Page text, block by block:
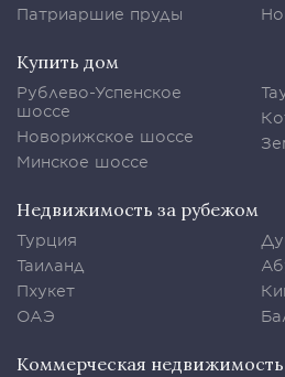
Патриаршие пруды
Купить дом
Рублево-Успенское
шоссе
Новорижское шоссе
Минское шоссе
Недвижимость за рубежом
Турция
Таиланд
Пхукет
ОАЭ
Коммерческая недвижимость